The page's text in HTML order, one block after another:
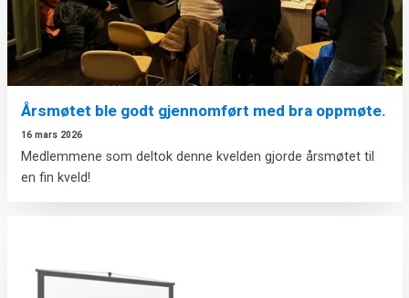
Årsmøtet ble godt gjennomført med bra oppmøte.
16 mars 2026
Medlemmene som deltok denne kvelden gjorde årsmøtet til
en fin kveld!